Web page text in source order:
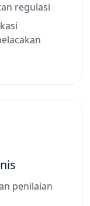
regulasi
penilaian